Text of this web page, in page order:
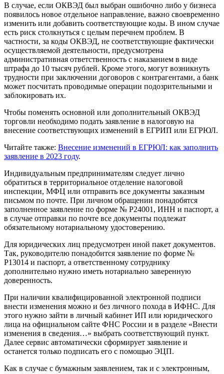
В случае, если ОКВЭД был выбран ошибочно либо у бизнеса
появилось новое отдельное направление, важно своевременно
изменить или добавить соответствующие коды. В ином случае
есть риск столкнуться с целым перечнем проблем. В
частности, за коды ОКВЭД, не соответствующие фактически
осуществляемой деятельности, предусмотрена
административная ответственность с наказанием в виде
штрафа до 10 тысяч рублей. Кроме этого, могут возникнуть
трудности при заключении договоров с контрагентами, а банк
может посчитать проводимые операции подозрительными и
заблокировать их.
Чтобы поменять основной или дополнительный ОКВЭД
торговли необходимо подать заявление в налоговую на
внесение соответствующих изменений в ЕГРИП или ЕГРЮЛ.
Читайте также: Внесение изменений в ЕГРЮЛ: как заполнить
заявление в 2023 году.
Индивидуальным предпринимателям следует лично
обратиться в территориальное отделение налоговой
инспекции, МФЦ или отправить все документы заказным
письмом по почте. При личном обращении понадобятся
заполненное заявление по форме № Р24001, ИНН и паспорт, а
в случае отправки по почте все документы подлежат
обязательному нотариальному удостоверению.
Для юридических лиц предусмотрен иной пакет документов.
Так, руководителю понадобится заявление по форме №
Р13014 и паспорт, а ответственному сотруднику
дополнительно нужно иметь нотариально заверенную
доверенность.
При наличии квалифицированной электронной подписи
внести изменения можно и без личного похода в ИФНС. Для
этого нужно зайти в личный кабинет ИП или юридического
лица на официальном сайте ФНС России и в разделе «Внести
изменения в сведения…» выбрать соответствующий пункт.
Далее сервис автоматически сформирует заявление и
останется только подписать его с помощью ЭЦП.
Как в случае с бумажным заявлением, так и с электронным,